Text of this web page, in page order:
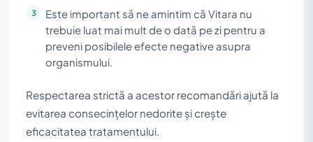
Este important să ne amintim că Vitara nu
trebuie luat mai mult de o dată pe zi pentru a
preveni posibilele efecte negative asupra
organismului.
Respectarea strictă a acestor recomandări ajută la
evitarea consecințelor nedorite și crește
eficacitatea tratamentului.